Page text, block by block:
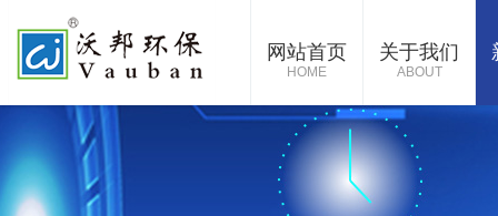
网站首页
HOME
关于我们
ABOUT